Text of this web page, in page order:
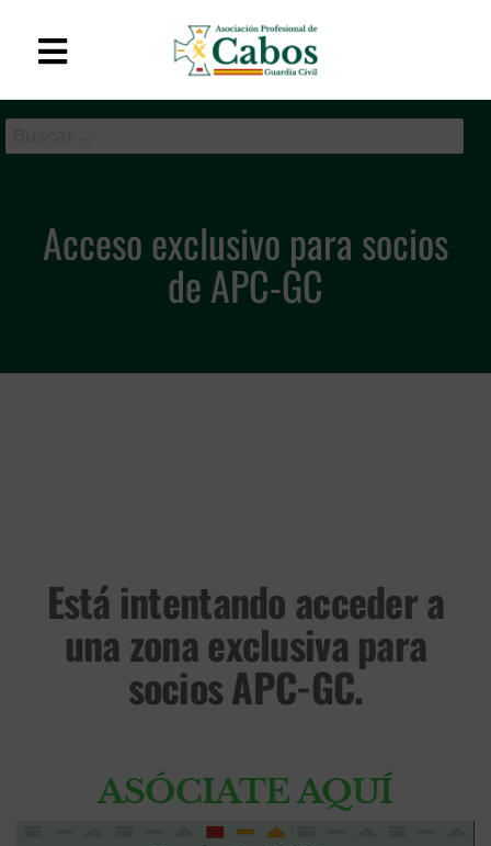
APC-GC
de Cabos de la Guardia
Acceso exclusivo para socios
de APC-GC
Está intentando acceder a
una zona exclusiva para
socios APC-GC.
ASÓCIATE AQUÍ